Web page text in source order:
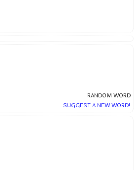
RANDOM WORD
SUGGEST A NEW WORD!